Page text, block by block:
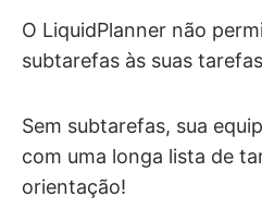
O LiquidPlanner não
subtarefas às suas
Sem subtarefas, sua
com uma longa lista de
orientação!